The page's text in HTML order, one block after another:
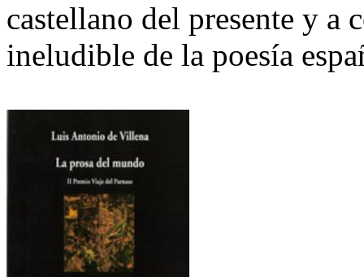
castellano del presente y a
ineludible de la poesía